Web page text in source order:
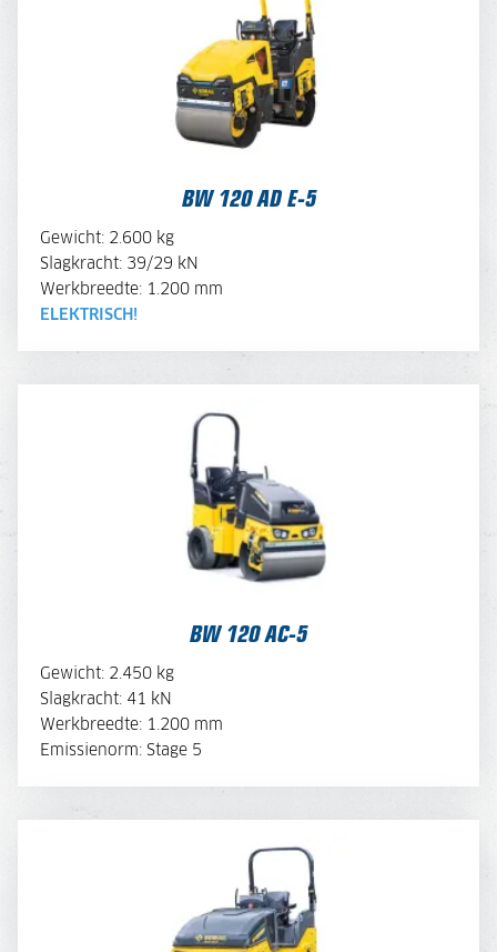
BW 120 AD E-5
Gewicht: 2.600 kg
Slagkracht: 39/29 kN
Werkbreedte: 1.200 mm
ELEKTRISCH!
BW 120 AC-5
Gewicht: 2.450 kg
Slagkracht: 41 kN
Werkbreedte: 1.200 mm
Emissienorm: Stage 5
BW 120 AC-5
BW 138 AC-5